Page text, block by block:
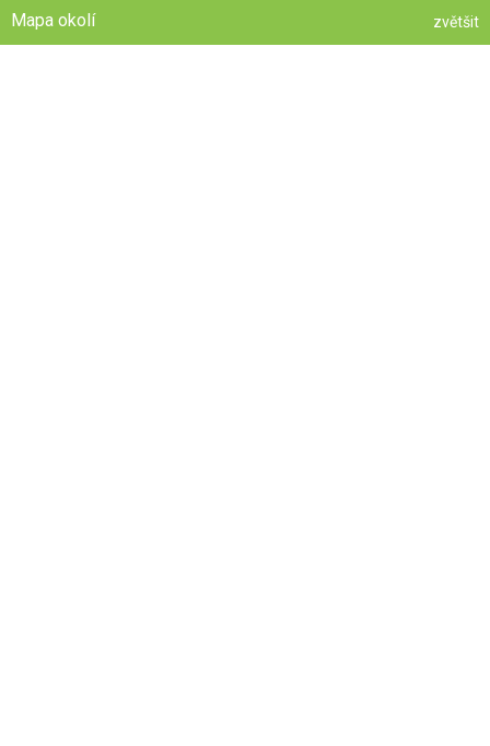
Mapa okolí zvětšit